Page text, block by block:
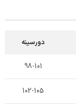
دورسینه
98-101
102-105